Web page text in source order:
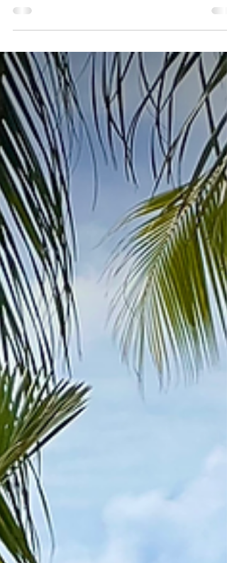
Nyt olemme kai lähellä sitä valtavirran
matkailijaa: Katselemassa nähtävyyksiä,
vaikka vain ihan kaupunkinävelyllä. -
Papeeten laajin...